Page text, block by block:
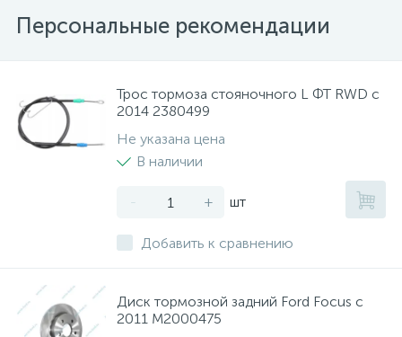
Персональные рекомендации
Трос тормоза стояночного L ФТ RWD с
2014 2380499
Не указана цена
В наличии
- + шт
Добавить к сравнению
Диск тормозной задний Ford Focus с
2011 M2000475